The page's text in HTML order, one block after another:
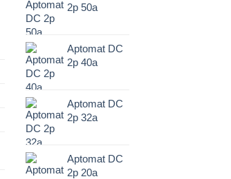
2p 50a
Aptomat DC
2p 40a
Aptomat DC
2p 32a
Aptomat DC
2p 20a